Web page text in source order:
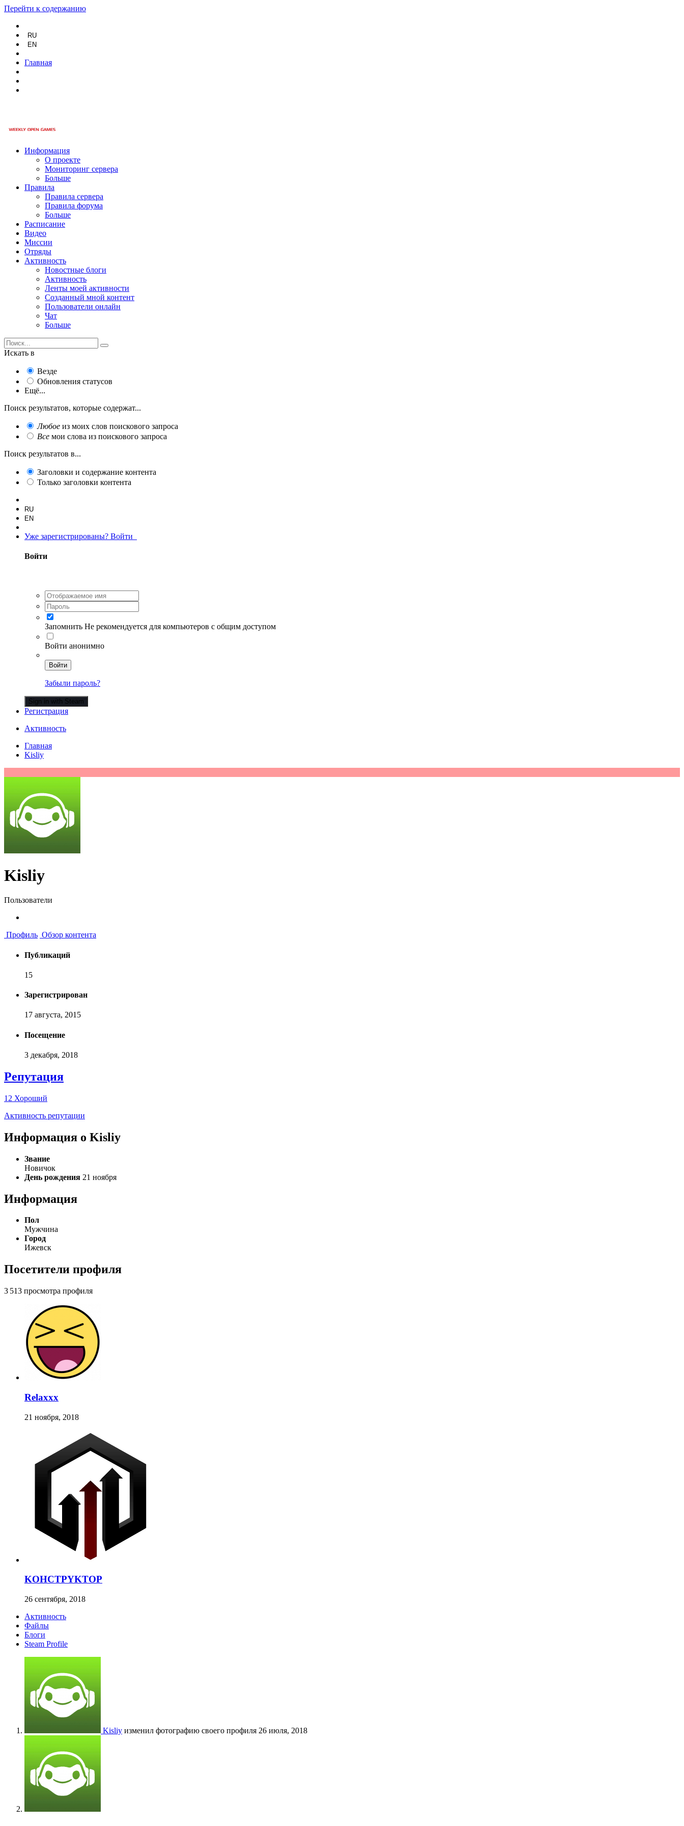
Перейти к содержанию
RU
EN
Главная
Информация
О проекте
Мониторинг сервера
Больше
Правила
Правила сервера
Правила форума
Больше
Расписание
Видео
Миссии
Отряды
Активность
Новостные блоги
Активность
Ленты моей активности
Созданный мной контент
Пользователи онлайн
Чат
Больше
Искать в
Везде
Обновления статусов
Ещё...
Поиск результатов, которые содержат...
Любое из моих слов поискового запроса
Все мои слова из поискового запроса
Поиск результатов в...
Заголовки и содержание контента
Только заголовки контента
RU
EN
Уже зарегистрированы? Войти
Войти
Запомнить Не рекомендуется для компьютеров с общим доступом
Войти анонимно
Войти
Забыли пароль?
Sign in with Steam
Регистрация
Активность
Главная
Kisliy
Kisliy
Пользователи
Профиль Обзор контента
Публикаций
15
Зарегистрирован
17 августа, 2015
Посещение
3 декабря, 2018
Репутация
12 Хороший
Активность репутации
Информация о Kisliy
Звание
Новичок
День рождения 21 ноября
Информация
Пол
Мужчина
Город
Ижевск
Посетители профиля
3 513 просмотра профиля
Relaxxx
21 ноября, 2018
KOHCTPYKTOP
26 сентября, 2018
Активность
Файлы
Блоги
Steam Profile
Kisliy изменил фотографию своего профиля 26 июля, 2018